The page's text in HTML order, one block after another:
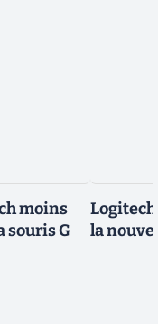
moins
souris G
la